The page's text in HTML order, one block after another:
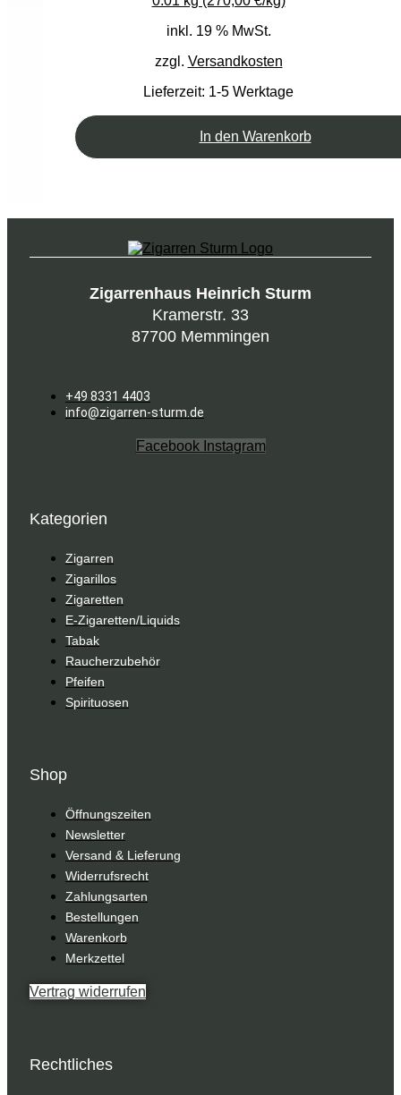
inkl. 19 % MwSt.
zzgl. Versandkosten
Lieferzeit: 1-5 Werktage
In den Warenkorb
Zigarrenhaus Heinrich Sturm
Kramerstr. 33
87700 Memmingen
+49 8331 4403
info@zigarren-sturm.de
Facebook Instagram
Kategorien
Zigarren
Zigarillos
Zigaretten
E-Zigaretten/Liquids
Tabak
Raucherzubehör
Pfeifen
Spirituosen
Shop
Öffnungszeiten
Newsletter
Versand & Lieferung
Widerrufsrecht
Zahlungsarten
Bestellungen
Warenkorb
Merkzettel
Vertrag widerrufen
Rechtliches